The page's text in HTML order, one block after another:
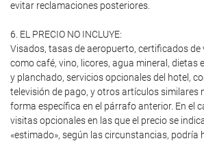
evitar reclamaciones posteriores.
6. EL PRECIO NO INCLUYE:
Visados, tasas de aeropuerto, certificados de
como café, vino, licores, agua mineral, dietas
y planchado, servicios opcionales del hotel,
televisión de pago, y otros artículos similares
forma específica en el párrafo anterior. En el
visitas opcionales en las que el precio se
«estimado», según las circunstancias, podría